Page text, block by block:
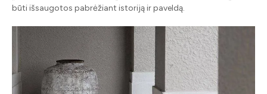
būti išsaugotos pabrėžiant istoriją ir paveldą.